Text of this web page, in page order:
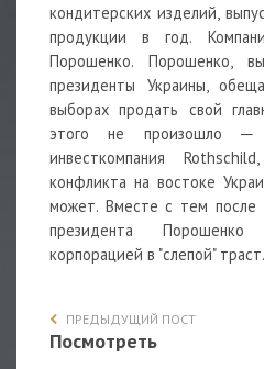
кондитерских изделий,
продукции в год.
Порошенко. Порошенко,
президенты Украины,
выборах продать свой
этого не произошло ─
инвесткомпания
конфликта на востоке
может. Вместе с тем после
президента Порошенко
корпорацией в "слепой" траст.
ПРЕДЫДУЩИЙ ПОСТ
Посмотреть